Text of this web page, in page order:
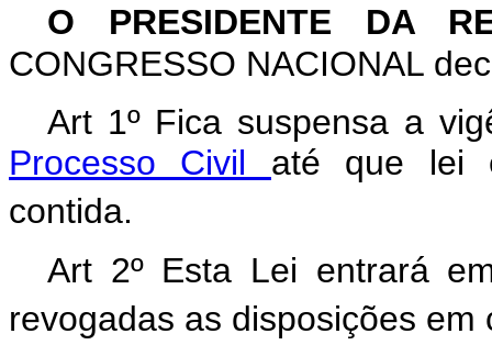
O PRESIDENTE DA
CONGRESSO NACIONAL
Art 1º Fica suspensa a
Processo Civil até que lei
contida.
Art 2º Esta Lei entrará
revogadas as disposições